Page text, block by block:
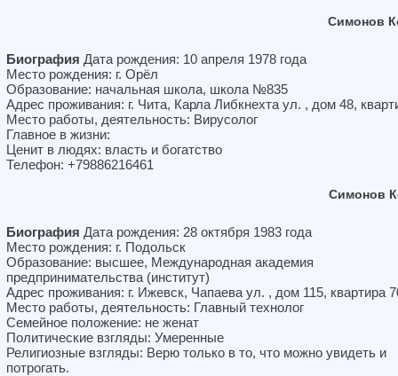
Симонов
Биография Дата рождения: 10 апреля 1978 года
Место рождения: г. Орёл
Образование: начальная школа, школа №835
Адрес проживания: г. Чита, Карла Либкнехта ул. , дом 48,
Место работы, деятельность: Вирусолог
Главное в жизни:
Ценит в людях: власть и богатство
Телефон: +79886216461
Симонов
Биография Дата рождения: 28 октября 1983 года
Место рождения: г. Подольск
Образование: высшее, Международная академия
предпринимательства (институт)
Адрес проживания: г. Ижевск, Чапаева ул. , дом 115, квартира
Место работы, деятельность: Главный технолог
Семейное положение: не женат
Политические взгляды: Умеренные
Религиозные взгляды: Верю только в то, что можно увидеть и
потрогать.